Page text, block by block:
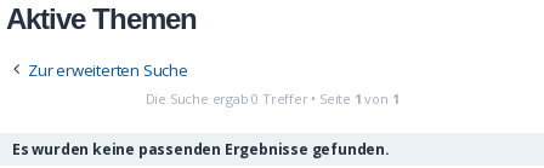
Aktive Themen
Zur erweiterten Suche
Die Suche ergab 0 Treffer • Seite 1 von 1
Es wurden keine passenden Ergebnisse gefunden.